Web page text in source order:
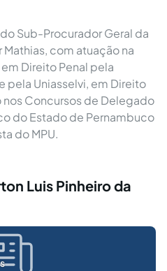
Sub-Procurador Geral da
com atuação na
Direito Penal pela
pela Uniasselvi, em Direito
Concursos de Delegado
do Estado de Pernambuco
do MPU.
Luis Pinheiro da